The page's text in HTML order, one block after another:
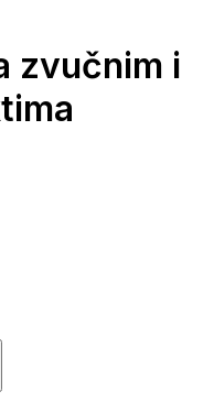
zvučnim i